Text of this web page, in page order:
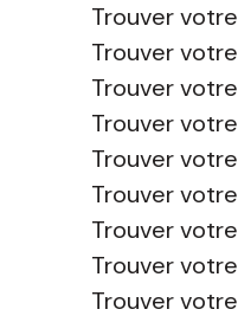
Trouver votre
Trouver votre
Trouver votre
Trouver votre
Trouver votre
Trouver votre
Trouver votre
Trouver votre
Trouver votre